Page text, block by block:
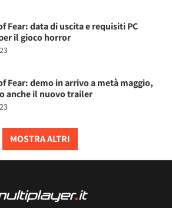
Fear: data di uscita e requisiti PC
il gioco horror
Fear: demo in arrivo a metà maggio,
anche il nuovo trailer
MOSTRA ALTRI